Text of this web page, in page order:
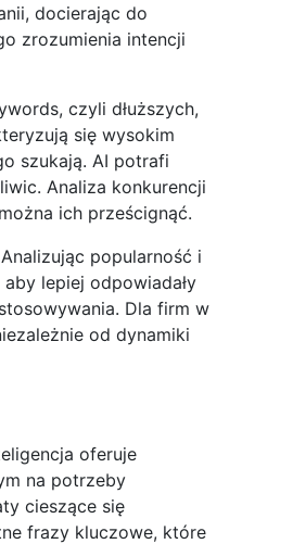
docierając do
zrozumienia intencji
czyli dłuższych,
się wysokim
szukają. AI potrafi
Analiza konkurencji
ich prześcignąć.
popularność i
lepiej odpowiadały
Dla firm w
od dynamiki
oferuje
na potrzeby
cieszące się
frazy kluczowe, które